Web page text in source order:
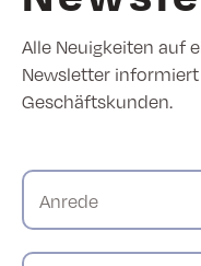
Alle Neuigkeiten auf
Newsletter
Geschäftskunden.
Anrede